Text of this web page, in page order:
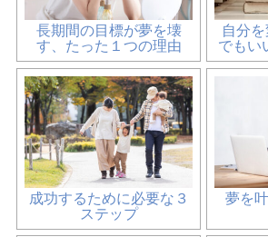
長期間の目標が夢を壊
す、たった１つの理由
自分
でもい
成功するために必要な３
ステップ
夢を